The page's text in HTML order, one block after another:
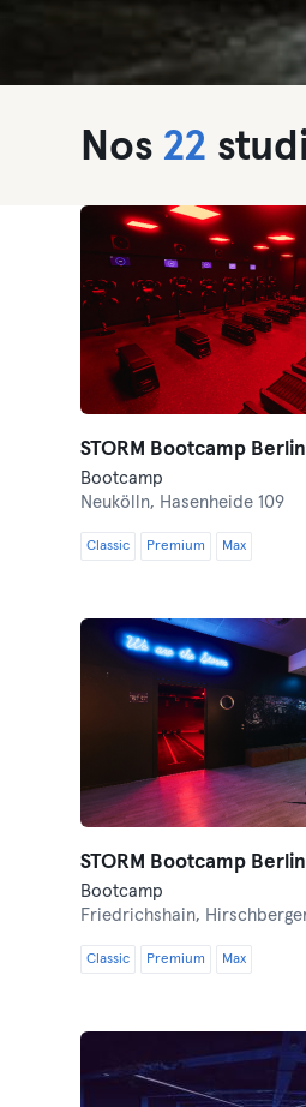
Nos 22
STORM Bootcamp
Bootcamp
Neukölln, Hasenheide 109
Classic Premium Max
STORM Bootcamp
Bootcamp
Friedrichshain,
Classic Premium Max